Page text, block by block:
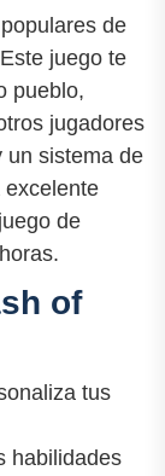
de
juego te
pueblo,
jugadores
un sistema de
excelente
de
of
tus
habilidades